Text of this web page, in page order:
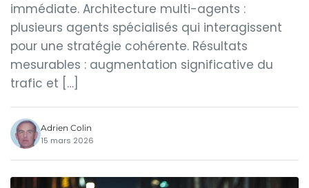
immédiate. Architecture multi-agents :
plusieurs agents spécialisés qui interagissent
pour une stratégie cohérente. Résultats
mesurables : augmentation significative du
trafic et […]
Adrien Colin
15 mars 2026